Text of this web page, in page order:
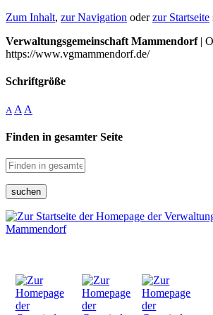
Zum Inhalt, zur Navigation oderzur Startseite
Verwaltungsgemeinschaft Mammendorf|
https://www.vgmammendorf.de/
Schriftgröße
A A A
Finden in gesamter Seite
suchen